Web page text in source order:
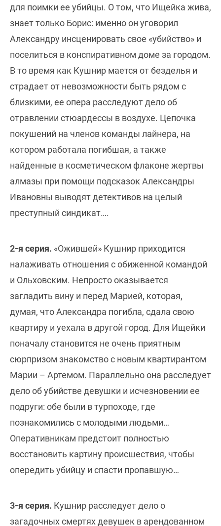
для поимки ее убийцы. О том, что Ищейка жива,
знает только Борис: именно он уговорил
Александру инсценировать свое «убийство» и
поселиться в конспиративном доме за городом.
В то время как Кушнир мается от безделья и
страдает от невозможности быть рядом с
близкими, ее опера расследуют дело об
отравлении стюардессы в воздухе. Цепочка
покушений на членов команды лайнера, на
котором работала погибшая, а также
найденные в косметическом флаконе жертвы
алмазы при помощи подсказок Александры
Ивановны выводят детективов на целый
преступный синдикат….
2-я серия. «Ожившей» Кушнир приходится
налаживать отношения с обиженной командой
и Ольховским. Непросто оказывается
загладить вину и перед Марией, которая,
думая, что Александра погибла, сдала свою
квартиру и уехала в другой город. Для Ищейки
поначалу становится не очень приятным
сюрпризом знакомство с новым квартирантом
Марии – Артемом. Параллельно она расследует
дело об убийстве девушки и исчезновении ее
подруги: обе были в турпоходе, где
познакомились с молодыми людьми…
Оперативникам предстоит полностью
восстановить картину происшествия, чтобы
опередить убийцу и спасти пропавшую…
3-я серия. Кушнир расследует дело о
загадочных смертях девушек в арендованном